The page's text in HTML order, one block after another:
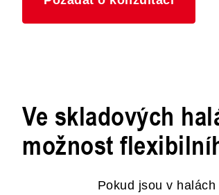
Ve skladových
možnost
Pokud jsou v